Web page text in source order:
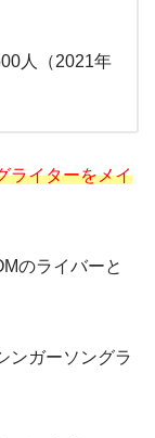
人（2021年
ライターをメイ
のライバーと
ンガーソングラ